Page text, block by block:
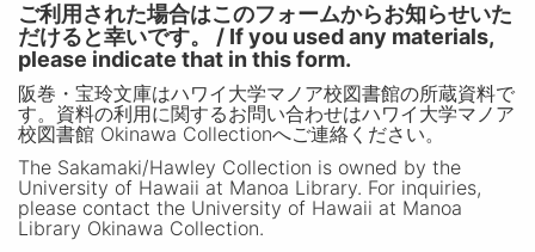
ご利用された場合はこのフォームからお知らせいた
だけると幸いです。 / If you used any materials,
please indicate that in this form.
阪巻・宝玲文庫はハワイ大学マノア校図書館の所蔵資料で
す。資料の利用に関するお問い合わせはハワイ大学マノア
校図書館 Okinawa Collectionへご連絡ください。
The Sakamaki/Hawley Collection is owned by the
University of Hawaii at Manoa Library. For inquiries,
please contact the University of Hawaii at Manoa
Library Okinawa Collection.